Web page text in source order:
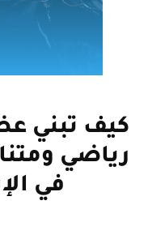
كيف تبني
رياضي
في